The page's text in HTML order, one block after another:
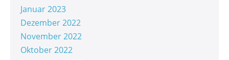
Januar 2023
Dezember 2022
November 2022
Oktober 2022